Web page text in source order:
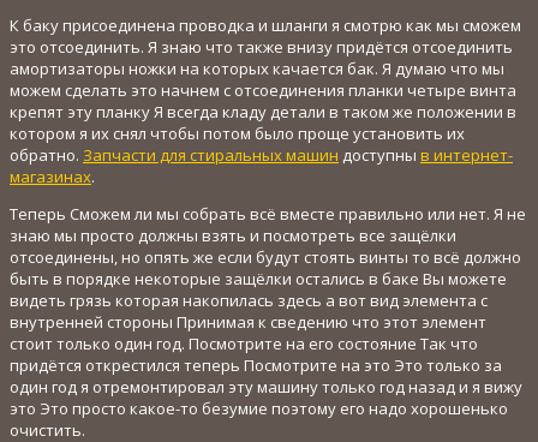
К баку присоединена проводка и шланги я смотрю как мы сможем
это отсоединить. Я знаю что также внизу придётся отсоединить
амортизаторы ножки на которых качается бак. Я думаю что мы
можем сделать это начнем с отсоединения планки четыре винта
крепят эту планку Я всегда кладу детали в таком же положении в
котором я их снял чтобы потом было проще установить их
обратно. Запчасти для стиральных машин доступны в интернет-
магазинах.
Теперь Сможем ли мы собрать всё вместе правильно или нет. Я не
знаю мы просто должны взять и посмотреть все защёлки
отсоединены, но опять же если будут стоять винты то всё должно
быть в порядке некоторые защёлки остались в баке Вы можете
видеть грязь которая накопилась здесь а вот вид элемента с
внутренней стороны Принимая к сведению что этот элемент
стоит только один год. Посмотрите на его состояние Так что
придётся открестился теперь Посмотрите на это Это только за
один год я отремонтировал эту машину только год назад и я вижу
это Это просто какое-то безумие поэтому его надо хорошенько
очистить.